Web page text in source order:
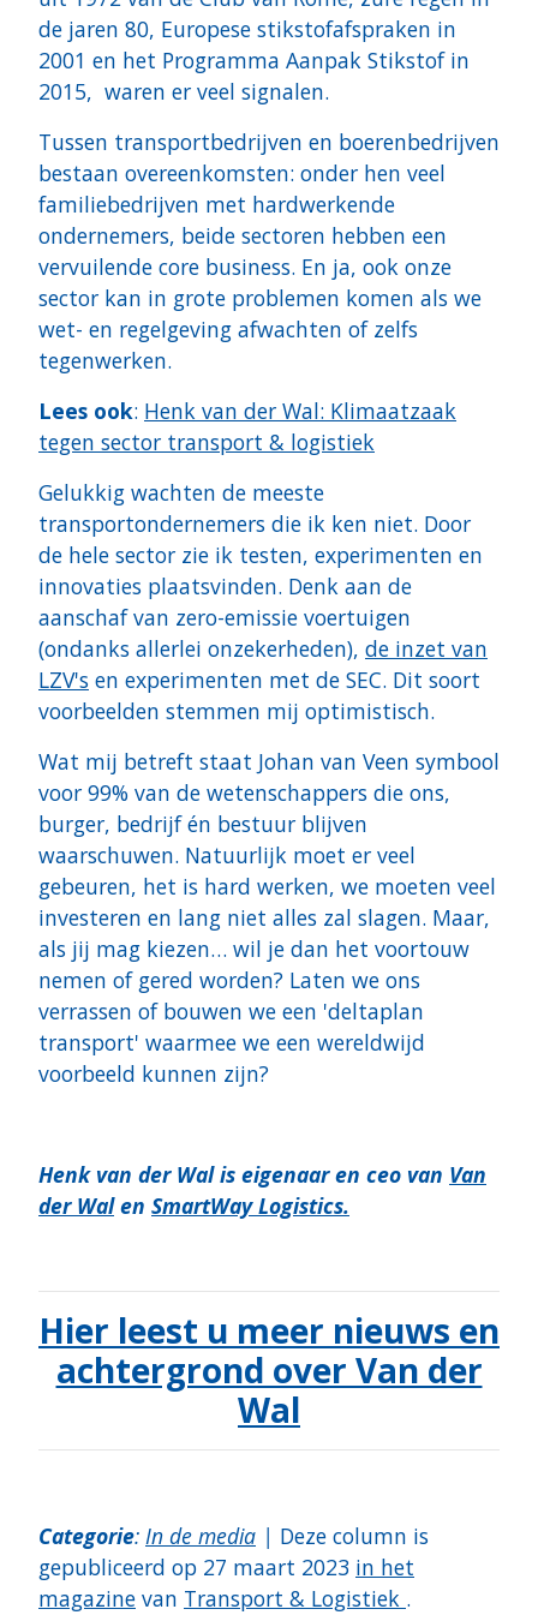
de jaren 80, Europese stikstofafspraken in
2001 en het Programma Aanpak Stikstof in
2015, waren er veel signalen.
Tussen transportbedrijven en boerenbedrijven
bestaan overeenkomsten: onder hen veel
familiebedrijven met hardwerkende
ondernemers, beide sectoren hebben een
vervuilende core business. En ja, ook onze
sector kan in grote problemen komen als we
wet- en regelgeving afwachten of zelfs
tegenwerken.
Lees ook: Henk van der Wal: Klimaatzaak
tegen sector transport & logistiek
Gelukkig wachten de meeste
transportondernemers die ik ken niet. Door
de hele sector zie ik testen, experimenten en
innovaties plaatsvinden. Denk aan de
aanschaf van zero-emissie voertuigen
(ondanks allerlei onzekerheden), de inzet van
LZV's en experimenten met de SEC. Dit soort
voorbeelden stemmen mij optimistisch.
Wat mij betreft staat Johan van Veen symbool
voor 99% van de wetenschappers die ons,
burger, bedrijf én bestuur blijven
waarschuwen. Natuurlijk moet er veel
gebeuren, het is hard werken, we moeten veel
investeren en lang niet alles zal slagen. Maar,
als jij mag kiezen… wil je dan het voortouw
nemen of gered worden? Laten we ons
verrassen of bouwen we een 'deltaplan
transport' waarmee we een wereldwijd
voorbeeld kunnen zijn?
Henk van der Wal is eigenaar en ceo van Van
der Walen SmartWay Logistics.
Hier leest u meer nieuws en
achtergrond over Van der
Wal
Categorie: In de media | Deze column is
gepubliceerd op 27 maart 2023 in het
magazine van Transport & Logistiek .